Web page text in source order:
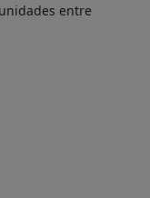
entre